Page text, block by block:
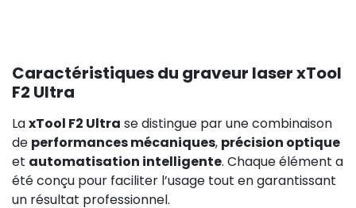
Caractéristiques du graveur laser xTool
F2 Ultra
LaxTool F2 Ultra se distingue par une combinaison
de performances mécaniques, précision optique
et automatisation intelligente. Chaque élément a
été conçu pour faciliter l’usage tout en garantissant
un résultat professionnel.